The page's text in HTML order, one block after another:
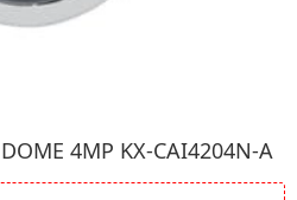
4MP KX-CAI4204N-A